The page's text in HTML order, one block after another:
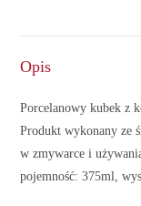
Opis
Porcelanowy kubek z
Produkt wykonany ze
w zmywarce i
pojemność: 375ml,